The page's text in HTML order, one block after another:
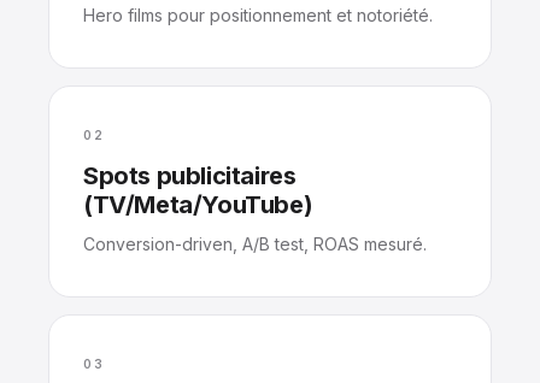
Hero films pour positionnement et notoriété.
02
Spots publicitaires
(TV/Meta/YouTube)
Conversion-driven, A/B test, ROAS mesuré.
03